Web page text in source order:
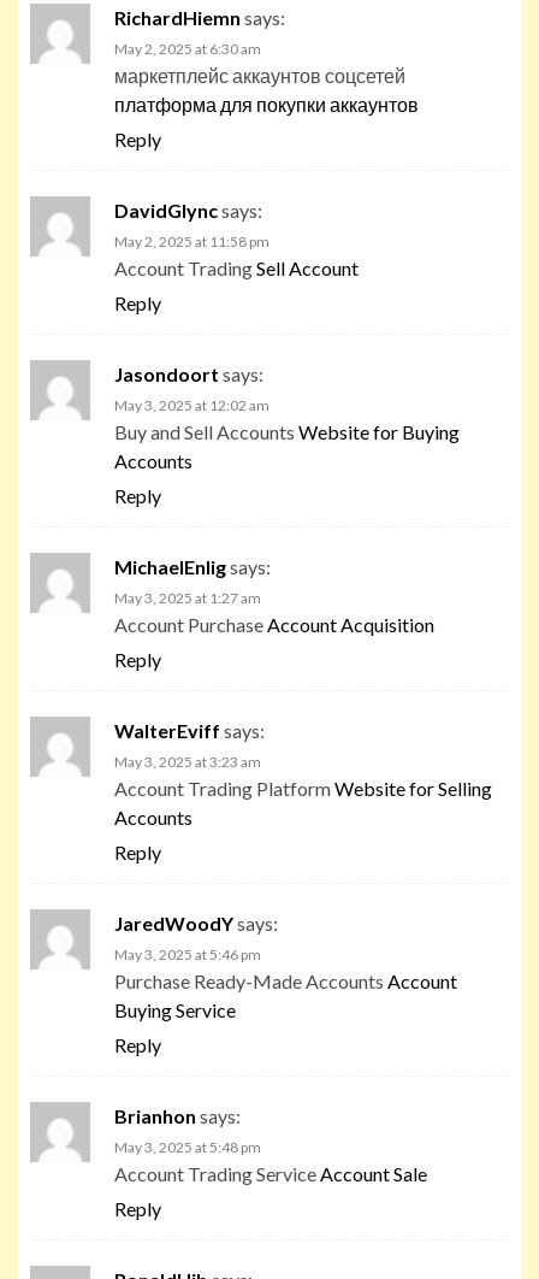
RichardHiemn says:
May 2, 2025 at 6:30 am
маркетплейс аккаунтов соцсетей
платформа для покупки аккаунтов
Reply
DavidGlyncsays:
May 2, 2025 at 11:58 pm
Account TradingSell Account
Reply
Jasondoort says:
May 3, 2025 at 12:02 am
Buy and Sell Accounts Website for Buying
Accounts
Reply
MichaelEnligsays:
May 3, 2025 at 1:27 am
Account Purchase Account Acquisition
Reply
WalterEviff says:
May 3, 2025 at 3:23 am
Account Trading PlatformWebsite for Selling
Accounts
Reply
JaredWoodYsays:
May 3, 2025 at 5:46 pm
Purchase Ready-Made Accounts Account
Buying Service
Reply
Brianhon says:
May 3, 2025 at 5:48 pm
Account Trading Service Account Sale
Reply